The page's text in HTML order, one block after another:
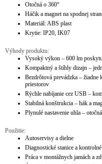
Otočná o 360°
Háčik a magnet na spodnej
Materiál: ABS plast
Krytie: IP20, IK07
Výhody produktu:
Vysoký výkon – 600 lm
Kompaktný a štíhly dizajn –
Bezdrôtová prevádzka –
priestorov
Rýchle nabíjanie cez USB –
Stabilná konštrukcia – hák a
Plynulé nastavenie uhla –
Použitie:
Autoservisy a dielne
Diagnostické stanice a
Práca v montážnych jamách a